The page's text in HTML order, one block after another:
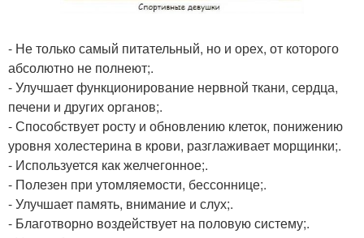
- Не только самый питательный, но и орех, от которого
абсолютно не полнеют;.
- Улучшает функционирование нервной ткани, сердца,
печени и других органов;.
- Способствует росту и обновлению клеток, понижению
уровня холестерина в крови, разглаживает морщинки;.
- Используется как желчегонное;.
- Полезен при утомляемости, бессоннице;.
- Улучшает память, внимание и слух;.
- Благотворно воздействует на половую систему;.